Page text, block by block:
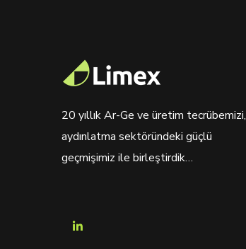
20 yıllık Ar-Ge ve üretim tecrübemizi,
aydınlatma sektöründeki güçlü
geçmişimiz ile birleştirdik…